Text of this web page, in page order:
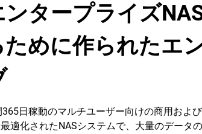
タープライズ
めに作られたエ
日稼動のマルチユーザー向けの商用およ
適化されたNASシステムで、大量のデー